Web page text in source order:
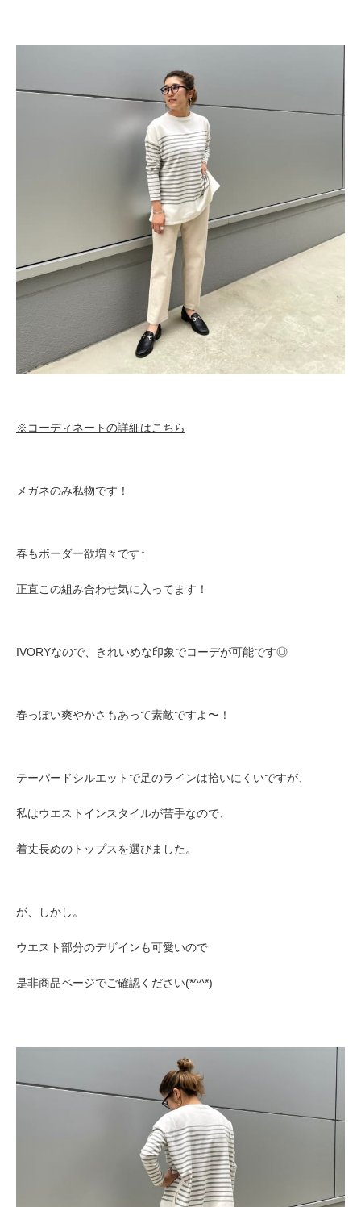
※コーディネートの詳細はこちら
メガネのみ私物です！
春もボーダー欲増々です↑
正直この組み合わせ気に入ってます！
IVORYなので、きれいめな印象でコーデが可能です◎
春っぽい爽やかさもあって素敵ですよ〜！
テーパードシルエットで足のラインは拾いにくいですが、
私はウエストインスタイルが苦手なので、
着丈長めのトップスを選びました。
が、しかし。
ウエスト部分のデザインも可愛いので
是非商品ページでご確認ください(*^^*)